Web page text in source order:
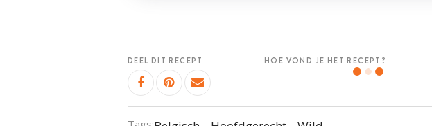
DEEL DIT RECEPT HOE VOND JE HET RECEPT?